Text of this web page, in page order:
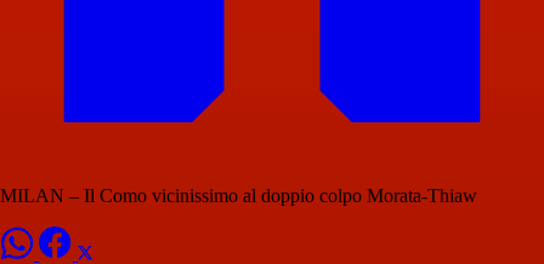
MILAN – Il Como vicinissimo al doppio colpo Morata-Thiaw